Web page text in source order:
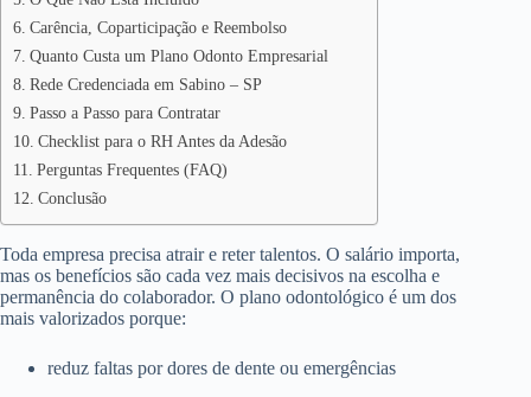
Carência, Coparticipação e Reembolso
Quanto Custa um Plano Odonto Empresarial
Rede Credenciada em Sabino – SP
Passo a Passo para Contratar
Checklist para o RH Antes da Adesão
Perguntas Frequentes (FAQ)
Conclusão
Toda empresa precisa atrair e reter talentos. O salário importa,
mas os benefícios são cada vez mais decisivos na escolha e
permanência do colaborador. O plano odontológico é um dos
mais valorizados porque:
reduz faltas por dores de dente ou emergências